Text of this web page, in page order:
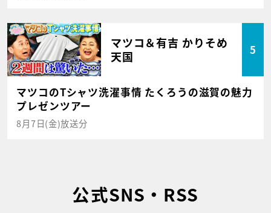
マツコ＆有吉 かりそめ
天国
5
マツコのTシャツ洗濯事情 たくろうの滋賀の魅力
プレゼンツアー
8月7日(金)放送分
公式SNS・RSS